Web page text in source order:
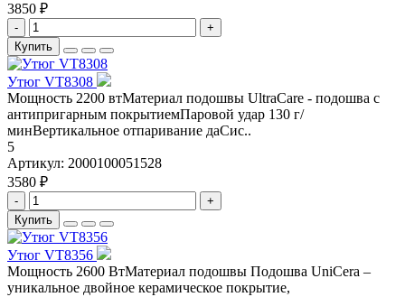
3850 ₽
-
+
Купить
Утюг VT8308
Мощность 2200 втМатериал подошвы UltraCare - подошва с
антипригарным покрытиемПаровой удар 130 г/
минВертикальное отпаривание даСис..
5
Артикул: 2000100051528
3580 ₽
-
+
Купить
Утюг VT8356
Мощность 2600 ВтМатериал подошвы Подошва UniCera –
уникальное двойное керамическое покрытие,